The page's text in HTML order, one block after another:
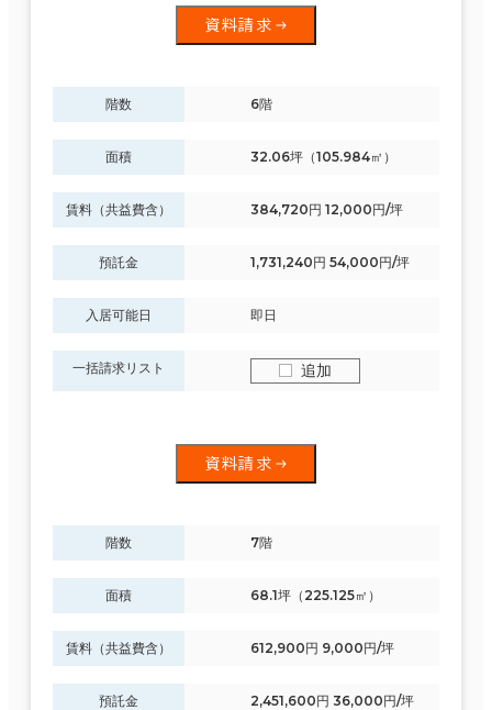
資料請求
階数 6階
面積 32.06坪（105.984㎡）
賃料（共益費含） 384,720円 12,000円/坪
預託金 1,731,240円 54,000円/坪
入居可能日 即日
一括請求リスト 追加
資料請求
階数 7階
面積 68.1坪（225.125㎡）
賃料（共益費含） 612,900円 9,000円/坪
預託金 2,451,600円 36,000円/坪